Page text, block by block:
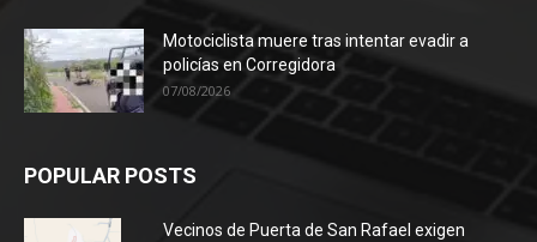
Motociclista muere tras intentar evadir a
policías en Corregidora
07/08/2026
POPULAR POSTS
Vecinos de Puerta de San Rafael exigen